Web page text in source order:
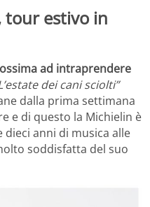
tour estivo in
ad intraprendere
dei cani sciolti”
dalla prima settimana
e di questo la Michielin è
dieci anni di musica alle
soddisfatta del suo